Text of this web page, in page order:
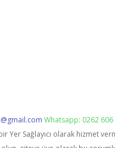
Whatsapp: 0262 606
Yer Sağlayıcı olarak